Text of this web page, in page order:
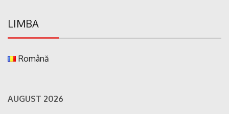
LIMBA
Română
AUGUST 2026